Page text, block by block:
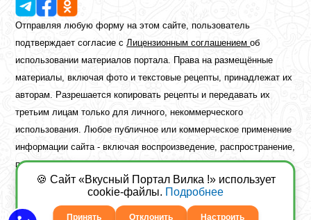
Отправляя любую форму на этом сайте, пользователь
подтверждает согласие сЛицензионным соглашениемоб
использовании материалов портала. Права на размещённые
материалы, включая фото и текстовые рецепты, принадлежат их
авторам. Разрешается копировать рецепты и передавать их
третьим лицам только для личного, некоммерческого
использования. Любое публичное или коммерческое применение
информации сайта - включая воспроизведение, распространение,
публикацию или обработку - возможно лишь при наличии
предварительного письменного разрешения правообладателя.
Copyright ©2026 Вкусный Портал Вилка
Сайт построенfreebrush.net
🍪 Сайт «Вкусный Портал Вилка !» использует
cookie-файлы. Подробнее
Принять Отклонить Настроить